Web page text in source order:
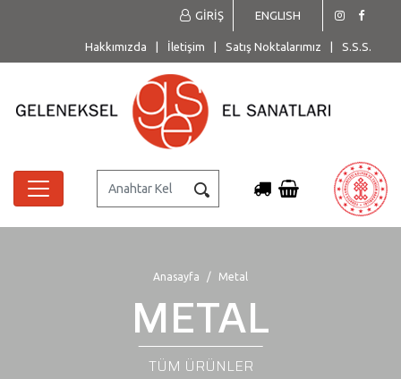
ENGLISH
GİRİŞ
Hakkımızda İletişim Satış Noktalarımız S.S.S.
Anasayfa Metal
METAL
TÜM ÜRÜNLER